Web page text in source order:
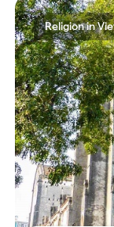
Religion in